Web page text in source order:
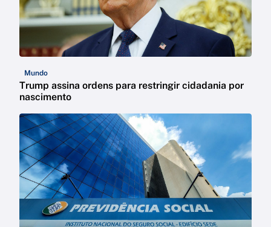
Mundo
Trump assina ordens para restringir cidadania por
nascimento